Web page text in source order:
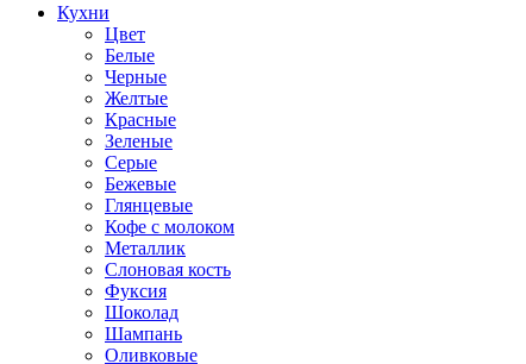
Кухни
Цвет
Белые
Черные
Желтые
Красные
Зеленые
Серые
Бежевые
Глянцевые
Кофе с молоком
Металлик
Слоновая кость
Фуксия
Шоколад
Шампань
Оливковые